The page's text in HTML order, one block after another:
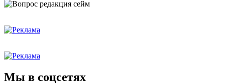
Мы в соцсетях